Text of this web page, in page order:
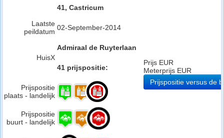
41, Castricum
Laatste
peildatum 02-September-2014
HuisX
Admiraal de Ruyterlaan
41 prijspositie:
Prijspositie
plaats - landelijk
Prijspositie
buurt - landelijk
Prijs EUR
Meterprijs EUR
Prijspositie versus de